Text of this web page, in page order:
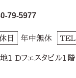
79-5977
日 年中無休 TEL
1 Dフェスタビル1階